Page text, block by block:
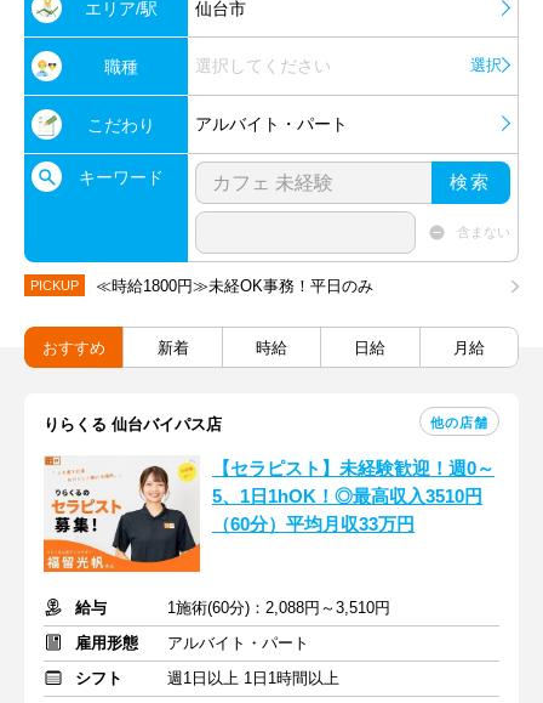
エリア/駅 仙台市
職種 選択してください 選択
こだわり アルバイト・パート
キーワード 検索
含まない
PICKUP ≪時給1800円≫未経OK事務！平日のみ
おすすめ 新着 時給 日給 月給
りらくる 仙台バイパス店 他の店舗
【セラピスト】未経験歓迎！週0～
5、1日1hOK！◎最高収入3510円
（60分）平均月収33万円
給与
1施術(60分)：2,088円～3,510円
雇用形態
アルバイト・パート
シフト
週1日以上 1日1時間以上